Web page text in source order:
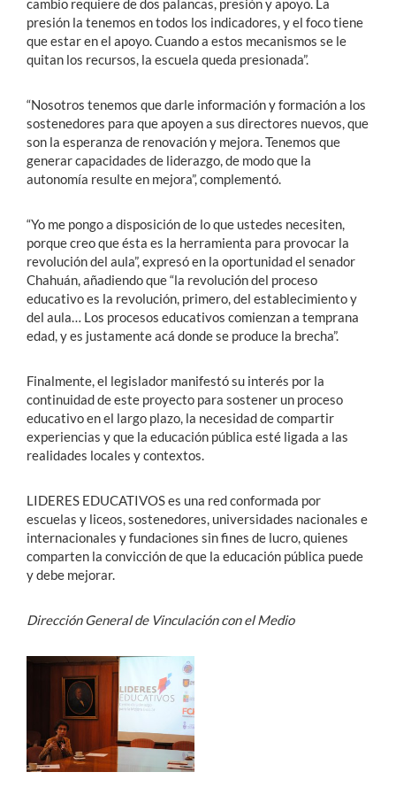
cambio requiere de dos palancas, presión y apoyo. La
presión la tenemos en todos los indicadores, y el foco tiene
que estar en el apoyo. Cuando a estos mecanismos se le
quitan los recursos, la escuela queda presionada”.
“Nosotros tenemos que darle información y formación a los
sostenedores para que apoyen a sus directores nuevos, que
son la esperanza de renovación y mejora. Tenemos que
generar capacidades de liderazgo, de modo que la
autonomía resulte en mejora”, complementó.
“Yo me pongo a disposición de lo que ustedes necesiten,
porque creo que ésta es la herramienta para provocar la
revolución del aula”, expresó en la oportunidad el senador
Chahuán, añadiendo que “la revolución del proceso
educativo es la revolución, primero, del establecimiento y
del aula… Los procesos educativos comienzan a temprana
edad, y es justamente acá donde se produce la brecha”.
Finalmente, el legislador manifestó su interés por la
continuidad de este proyecto para sostener un proceso
educativo en el largo plazo, la necesidad de compartir
experiencias y que la educación pública esté ligada a las
realidades locales y contextos.
LIDERES EDUCATIVOS es una red conformada por
escuelas y liceos, sostenedores, universidades nacionales e
internacionales y fundaciones sin fines de lucro, quienes
comparten la convicción de que la educación pública puede
y debe mejorar.
Dirección General de Vinculación con el Medio